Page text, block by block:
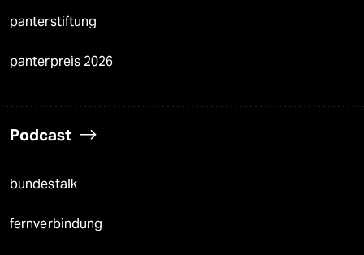
panterstiftung
panterpreis 2026
Podcast
bundestalk
fernverbindung